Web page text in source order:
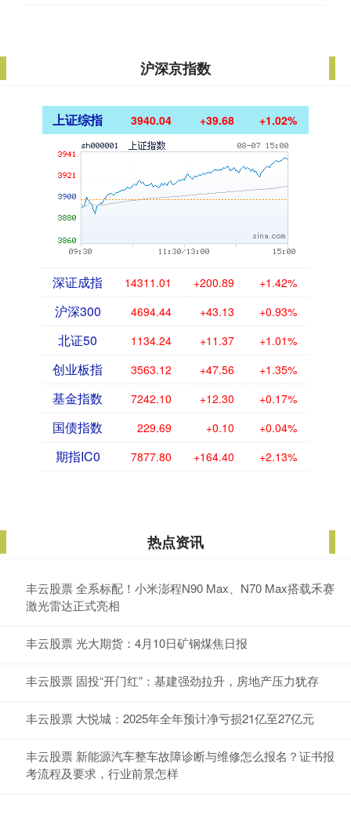
沪深京指数
上证综指 3940.04 +39.68 +1.02%
深证成指 14311.01 +200.89 +1.42%
沪深300 4694.44 +43.13 +0.93%
北证50 1134.24 +11.37 +1.01%
创业板指 3563.12 +47.56 +1.35%
基金指数 7242.10 +12.30 +0.17%
国债指数 229.69 +0.10 +0.04%
期指IC0 7877.80 +164.40 +2.13%
热点资讯
丰云股票 全系标配！小米澎程N90 Max、N70 Max搭载禾赛
激光雷达正式亮相
丰云股票 光大期货：4月10日矿钢煤焦日报
丰云股票 固投“开门红”：基建强劲拉升，房地产压力犹存
丰云股票 大悦城：2025年全年预计净亏损21亿至27亿元
丰云股票 新能源汽车整车故障诊断与维修怎么报名？证书报
考流程及要求，行业前景怎样